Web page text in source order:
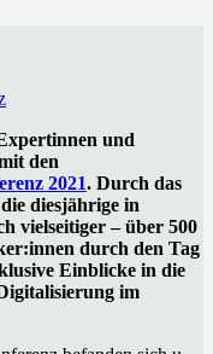
und
den
2021. Durch das
diesjährige in
vielseitiger – über 500
durch den Tag
Einblicke in die
im